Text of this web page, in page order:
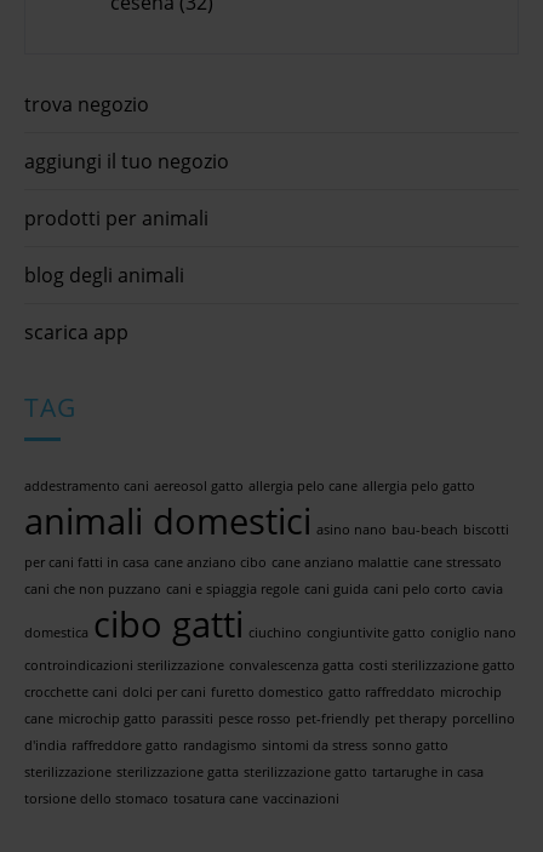
trova negozio
aggiungi il tuo negozio
prodotti per animali
blog degli animali
scarica app
TAG
addestramento cani aereosol gatto allergia pelo cane allergia pelo gatto
animali domestici asino nano bau-beach biscotti
per cani fatti in casa cane anziano cibo cane anziano malattie cane stressato
cani che non puzzano cani e spiaggia regole cani guida cani pelo corto cavia
domestica cibo gatti ciuchino congiuntivite gatto coniglio nano
controindicazioni sterilizzazione convalescenza gatta costi sterilizzazione gatto
crocchette cani dolci per cani furetto domestico gatto raffreddato microchip
cane microchip gatto parassiti pesce rosso pet-friendly pet therapy porcellino
d'india raffreddore gatto randagismo sintomi da stress sonno gatto
sterilizzazione sterilizzazione gatta sterilizzazione gatto tartarughe in casa
torsione dello stomaco tosatura cane vaccinazioni